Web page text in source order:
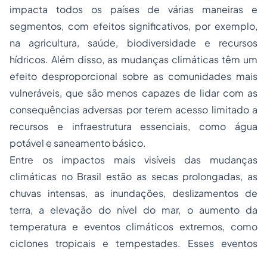
impacta todos os países de várias maneiras e
segmentos, com efeitos significativos, por exemplo,
na agricultura, saúde, biodiversidade e recursos
hídricos. Além disso, as mudanças climáticas têm um
efeito desproporcional sobre as comunidades mais
vulneráveis, que são menos capazes de lidar com as
consequências adversas por terem acesso limitado a
recursos e infraestrutura essenciais, como água
potável e saneamento básico.
Entre os impactos mais visíveis das mudanças
climáticas no Brasil estão as secas prolongadas, as
chuvas intensas, as inundações, deslizamentos de
terra, a elevação do nível do mar, o aumento da
temperatura e eventos climáticos extremos, como
ciclones tropicais e tempestades. Esses eventos